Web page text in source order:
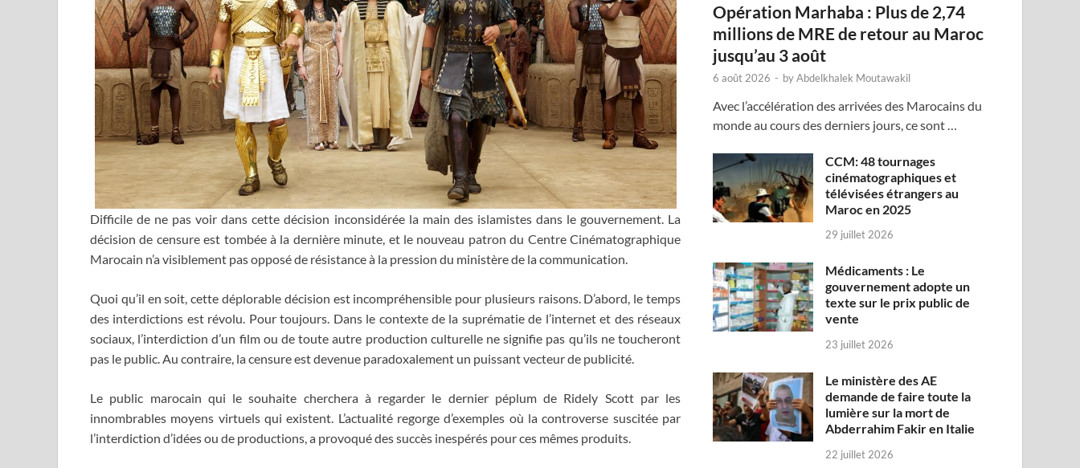
Difficile de ne pas voir dans cette décision inconsidérée la main des islamistes dans le gouvernement. La
décision de censure est tombée à la dernière minute, et le nouveau patron du Centre Cinématographique
Marocain n’a visiblement pas opposé de résistance à la pression du ministère de la communication.
Quoi qu’il en soit, cette déplorable décision est incompréhensible pour plusieurs raisons. D’abord, le temps
des interdictions est révolu. Pour toujours. Dans le contexte de la suprématie de l’internet et des réseaux
sociaux, l’interdiction d’un film ou de toute autre production culturelle ne signifie pas qu’ils ne toucheront
pas le public. Au contraire, la censure est devenue paradoxalement un puissant vecteur de publicité.
Le public marocain qui le souhaite cherchera à regarder le dernier péplum de Ridely Scott par les
innombrables moyens virtuels qui existent. L’actualité regorge d’exemples où la controverse suscitée par
l’interdiction d’idées ou de productions, a provoqué des succès inespérés pour ces mêmes produits.
Opération Marhaba : Plus de 2,74
millions de MRE de retour au Maroc
jusqu’au 3 août
6 août 2026 - byAbdelkhalek Moutawakil
Avec l’accélération des arrivées des Marocains du
monde au cours des derniers jours, ce sont …
CCM: 48 tournages
cinématographiques et
télévisées étrangers au
Maroc en 2025
29 juillet 2026
Médicaments : Le
gouvernement adopte un
texte sur le prix public de
vente
23 juillet 2026
Le ministère des AE
demande de faire toute la
lumière sur la mort de
Abderrahim Fakir en Italie
22 juillet 2026